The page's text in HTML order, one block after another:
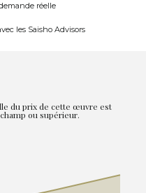
réelle
les Saisho Advisors
du prix de cette œuvre est
ou supérieur.